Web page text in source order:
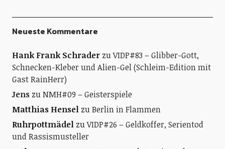
Neueste Kommentare
Hank Frank SchraderzuVIDP#83 – Glibber-Gott,
Schnecken-Kleber und Alien-Gel (Schleim-Edition mit
Gast RainHerr)
JenszuNMH#09 – Geisterspiele
Matthias HenselzuBerlin in Flammen
RuhrpottmädelzuVIDP#26 – Geldkoffer, Serientod
und Rassismusteller